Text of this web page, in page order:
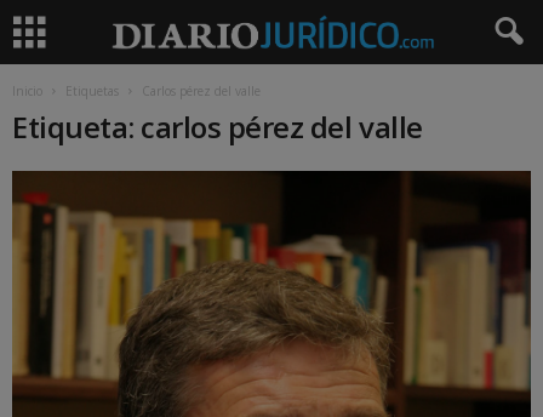
Inicio Etiquetas Carlos pérez del valle
Etiqueta: carlos pérez del valle